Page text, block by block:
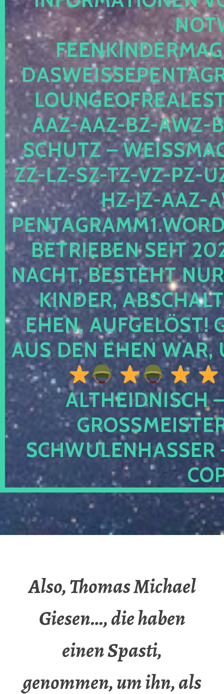
AZ-AAZ-BZ-AWZ-
CHUTZ –
-LZ-SZ-TZ-VZ-PZ-UZ-
-JZ-AAZ-
TRIEBEN SEIT 2024
CHT, BESTEHT NUR
NDER,
EN, AUFGELÖST!
S DEN EHEN WAR,
ALTHEIDNISCH
CHWULENHASSER
Also, Thomas Michael
Giesen…, die haben
einen Spasti,
genommen, um ihn, als